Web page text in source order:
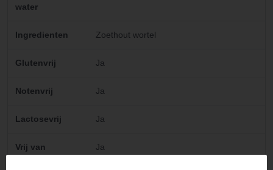
water
Ingredienten Zoethout wortel
Glutenvrij Ja
Notenvrij Ja
Lactosevrij Ja
Vrij van
Ja